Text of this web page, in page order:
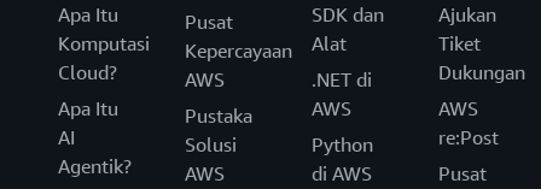
Apa Itu
Komputasi
Cloud?
Apa Itu
AI
Agentik?
Pusat
Kepercayaan
AWS
Pustaka
Solusi
AWS
SDK dan
Alat
.NET di
AWS
Python
di AWS
Ajukan
Tiket
Dukungan
AWS
re:Post
Pusat